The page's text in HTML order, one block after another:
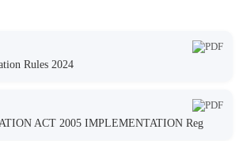
Rules 2024
ACT 2005 IMPLEMENTATION Reg